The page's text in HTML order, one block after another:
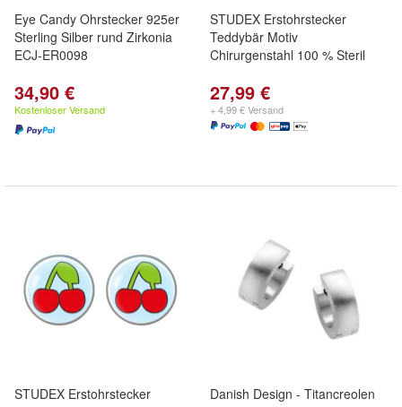
Eye Candy Ohrstecker 925er
Sterling Silber rund Zirkonia
ECJ-ER0098
34,90 €
Kostenloser Versand
STUDEX Erstohrstecker
Teddybär Motiv
Chirurgenstahl 100 % Steril
27,99 €
+ 4,99 € Versand
STUDEX Erstohrstecker
Danish Design - Titancreolen